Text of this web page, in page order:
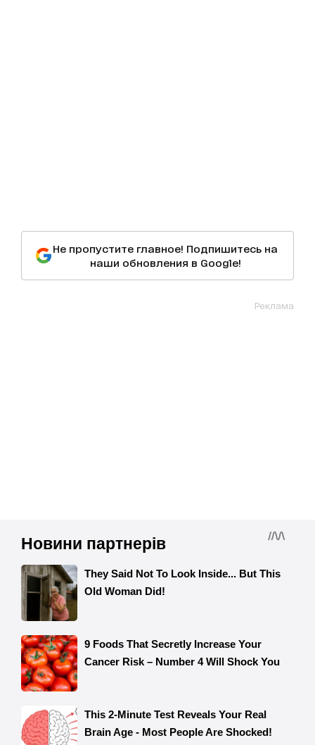
Не пропустите главное! Подпишитесь на
наши обновления в Google!
Реклама